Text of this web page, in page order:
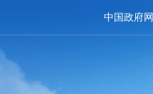
中国政府网